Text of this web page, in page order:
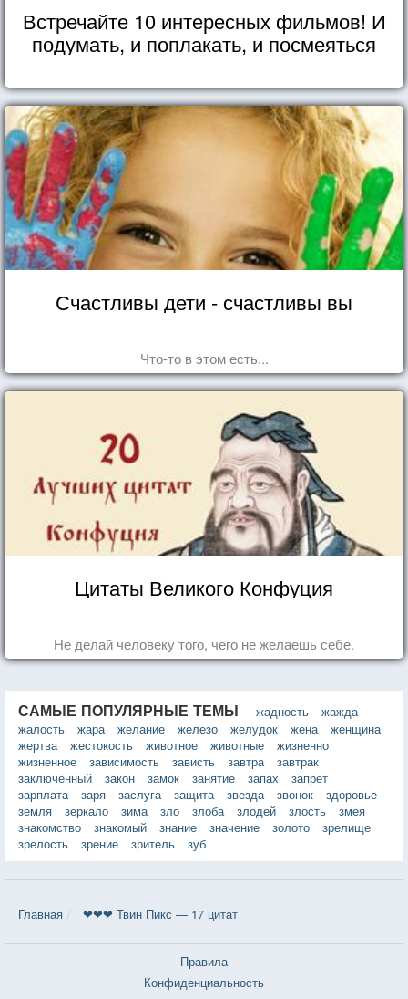
Встречайте 10 интересных фильмов! И
подумать, и поплакать, и посмеяться
Счастливы дети - счастливы вы
Что-то в этом есть...
Цитаты Великого Конфуция
Не делай человеку того, чего не желаешь себе.
САМЫЕ ПОПУЛЯРНЫЕ ТЕМЫ жадность
жажда
жалость
жара желание железо желудок жена
женщина
жертва
жестокость животное животные
жизненно
жизненное
зависимость зависть завтра
завтрак
заключённый
закон замок занятие запах
запрет
зарплата
заря заслуга защита звезда звонок
здоровье
земля
зеркало зима зло злоба злодей злость
змея
знакомство
знакомый знание значение золото
зрелище
зрелость
зрение зритель зуб
Главная ❤❤❤ Твин Пикс — 17 цитат
Правила
Конфиденциальность